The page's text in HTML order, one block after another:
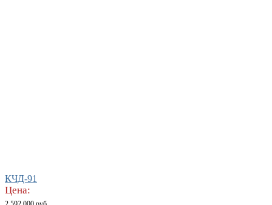
КЧД-91
Цена: